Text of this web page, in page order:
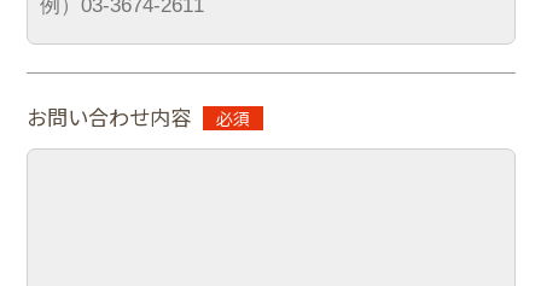
お問い合わせ内容